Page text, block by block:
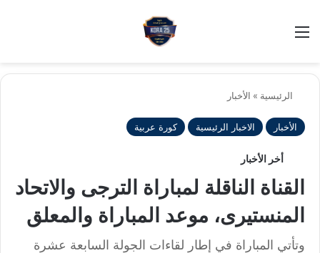
الرئيسية » الأخبار
الأخبار الاخبار الرئيسية كورة عربية
أخر الأخبار
القناة الناقلة لمباراة الترجى والاتحاد
المنستيرى، موعد المباراة والمعلق
وتأتي المباراة في إطار لقاءات الجولة السابعة عشرة